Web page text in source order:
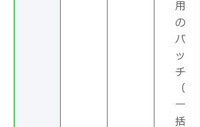
用
の
バ
ッ
チ
（
一
括